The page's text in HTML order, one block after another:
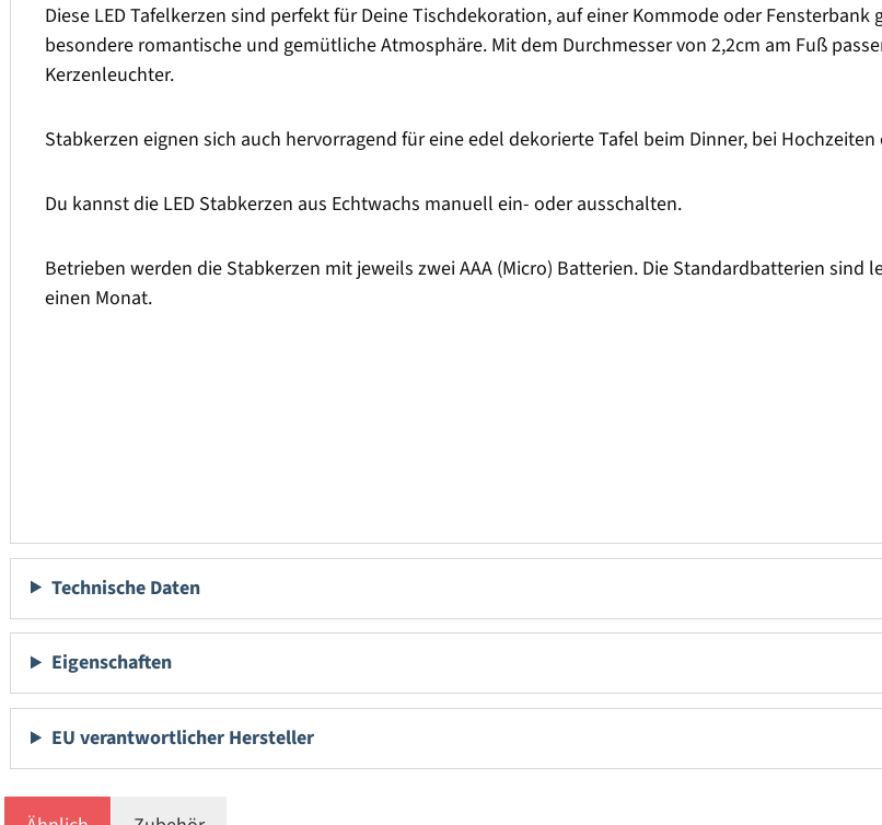
Diese LED Tafelkerzen sind perfekt für Deine Tischdekoration, auf einer Kommode oder
besondere romantische und gemütliche Atmosphäre. Mit dem Durchmesser von 2,2cm am Fuß
Kerzenleuchter.
Stabkerzen eignen sich auch hervorragend für eine edel dekorierte Tafel beim Dinner, bei
Du kannst die LED Stabkerzen aus Echtwachs manuell ein- oder ausschalten.
Betrieben werden die Stabkerzen mit jeweils zwei AAA (Micro) Batterien. Die Standardbatterien
einen Monat.
Technische Daten
Eigenschaften
EU verantwortlicher Hersteller